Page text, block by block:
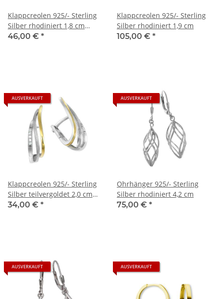
Klappcreolen 925/- Sterling
Silber rhodiniert 1,8 cm
synth. Opal
46,00 € *
Klappcreolen 925/- Sterling
Silber rhodiniert 1,9 cm
105,00 € *
AUSVERKAUFT
Klappcreolen 925/- Sterling
Silber teilvergoldet 2,0 cm
Zirkonia
34,00 € *
AUSVERKAUFT
Ohrhänger 925/- Sterling
Silber rhodiniert 4,2 cm
75,00 € *
AUSVERKAUFT AUSVERKAUFT